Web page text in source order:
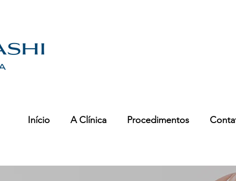
Início A Clínica Procedimentos